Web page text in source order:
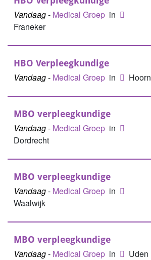
Vandaag- Medical Groep in
Franeker
HBO Verpleegkundige
Vandaag- Medical Groep in Hoorn
MBO verpleegkundige
Vandaag- Medical Groep in
Dordrecht
MBO verpleegkundige
Vandaag- Medical Groep in
Waalwijk
MBO verpleegkundige
Vandaag- Medical Groep in Uden